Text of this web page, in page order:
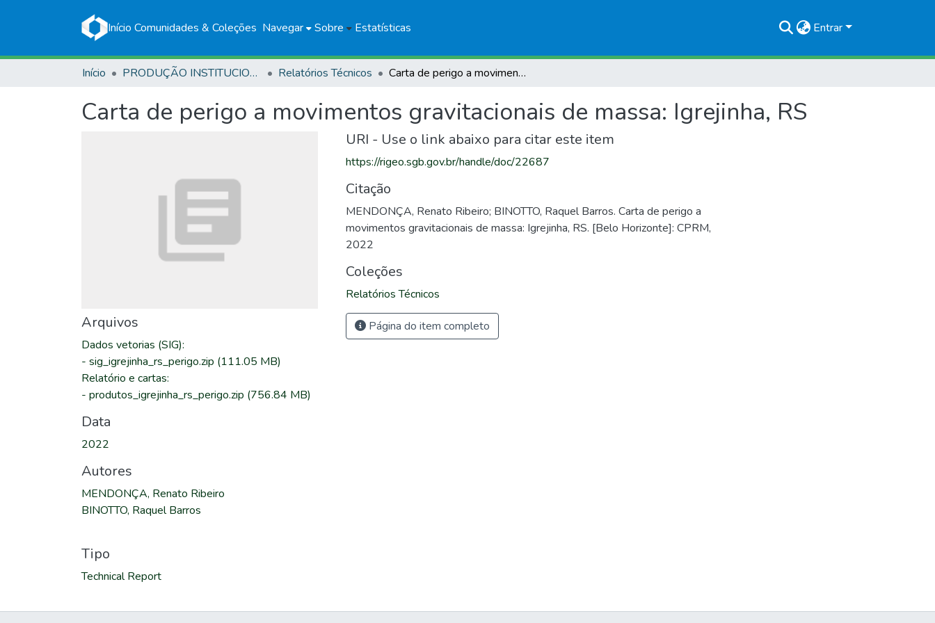
Início Comunidades & Coleções Navegar Sobre Estatísticas Entrar
Início PRODUÇÃO INSTITUCIONAL Relatórios Técnicos Carta de perigo a movimentos gravitacionais de massa: Igrejinha, RS
Carta de perigo a movimentos gravitacionais de massa: Igrejinha, RS
Arquivos
Dados vetorias (SIG):
- sig_igrejinha_rs_perigo.zip (111.05 MB)
Relatório e cartas:
- produtos_igrejinha_rs_perigo.zip (756.84 MB)
Data
2022
Autores
MENDONÇA, Renato Ribeiro
BINOTTO, Raquel Barros
Tipo
Technical Report
URI - Use o link abaixo para citar este item
https://rigeo.sgb.gov.br/handle/doc/22687
Citação
MENDONÇA, Renato Ribeiro; BINOTTO, Raquel Barros. Carta de perigo a
movimentos gravitacionais de massa: Igrejinha, RS. [Belo Horizonte]: CPRM,
2022
Coleções
Relatórios Técnicos
Página do item completo